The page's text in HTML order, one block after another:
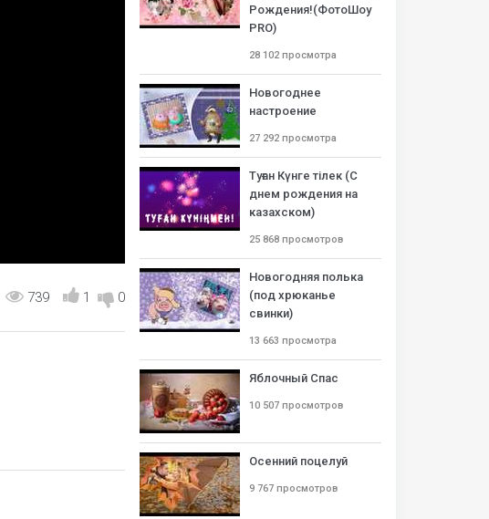
739 1 0
Рождения!(ФотоШоу
PRO)
28 102 просмотра
Новогоднее
настроение
27 292 просмотра
Туған Күнге тілек (С
днем рождения на
казахском)
25 868 просмотров
Новогодняя полька
(под хрюканье
свинки)
13 663 просмотра
Яблочный Спас
10 507 просмотров
Осенний поцелуй
9 767 просмотров